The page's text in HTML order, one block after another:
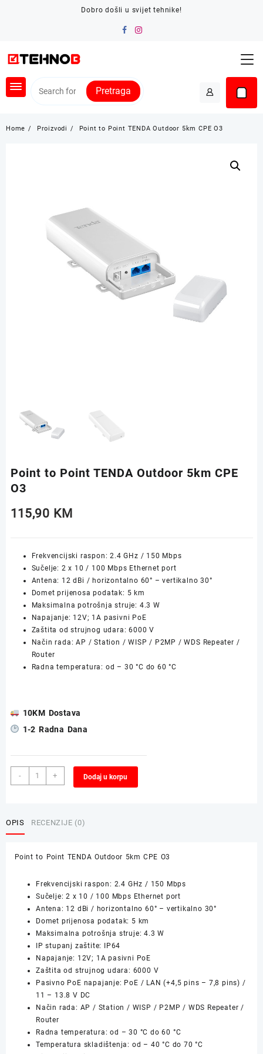
Dobro došli u svijet tehnike!
Pretraga
Home Proizvodi Point to Point TENDA Outdoor 5km CPE O3
Point to Point TENDA Outdoor 5km CPE
O3
115,90 KM
Frekvencijski raspon: 2.4 GHz / 150 Mbps
Sučelje: 2 x 10 / 100 Mbps Ethernet port
Antena: 12 dBi / horizontalno 60° – vertikalno 30°
Domet prijenosa podatak: 5 km
Maksimalna potrošnja struje: 4.3 W
Napajanje: 12V; 1A pasivni PoE
Zaštita od strujnog udara: 6000 V
Način rada: AP / Station / WISP / P2MP / WDS Repeater /
Router
Radna temperatura: od – 30 °C do 60 °C
10KM Dostava
1-2 Radna Dana
-
Point
to
Outdoor
O3
+ Dodaj u korpu
OPIS RECENZIJE (0)
Point to Point TENDA Outdoor 5km CPE O3
Frekvencijski raspon: 2.4 GHz / 150 Mbps
Sučelje: 2 x 10 / 100 Mbps Ethernet port
Antena: 12 dBi / horizontalno 60° – vertikalno 30°
Domet prijenosa podatak: 5 km
Maksimalna potrošnja struje: 4.3 W
IP stupanj zaštite: IP64
Napajanje: 12V; 1A pasivni PoE
Zaštita od strujnog udara: 6000 V
Pasivno PoE napajanje: PoE / LAN (+4,5 pins – 7,8 pins) /
11 – 13.8 V DC
Način rada: AP / Station / WISP / P2MP / WDS Repeater /
Router
Radna temperatura: od – 30 °C do 60 °C
Temperatura skladištenja: od – 40 °C do 70 °C